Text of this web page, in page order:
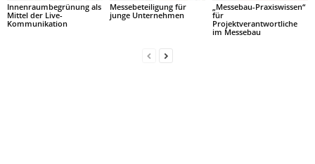
Innenraumbegrünung als
Mittel der Live-
Kommunikation
Messebeteiligung für
junge Unternehmen
„Messebau-Praxiswissen“
für
Projektverantwortliche
im Messebau